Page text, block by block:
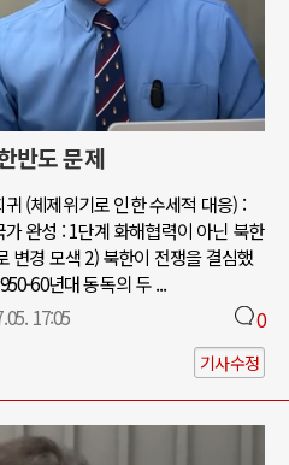
반도 문제
(체제위기로 인한 수세적 대응) :
완성 : 1단계 화해협력이 아닌 북한
변경 모색 2) 북한이 전쟁을 결심했
60년대 동독의 두 ...
17:05 0
기사수정